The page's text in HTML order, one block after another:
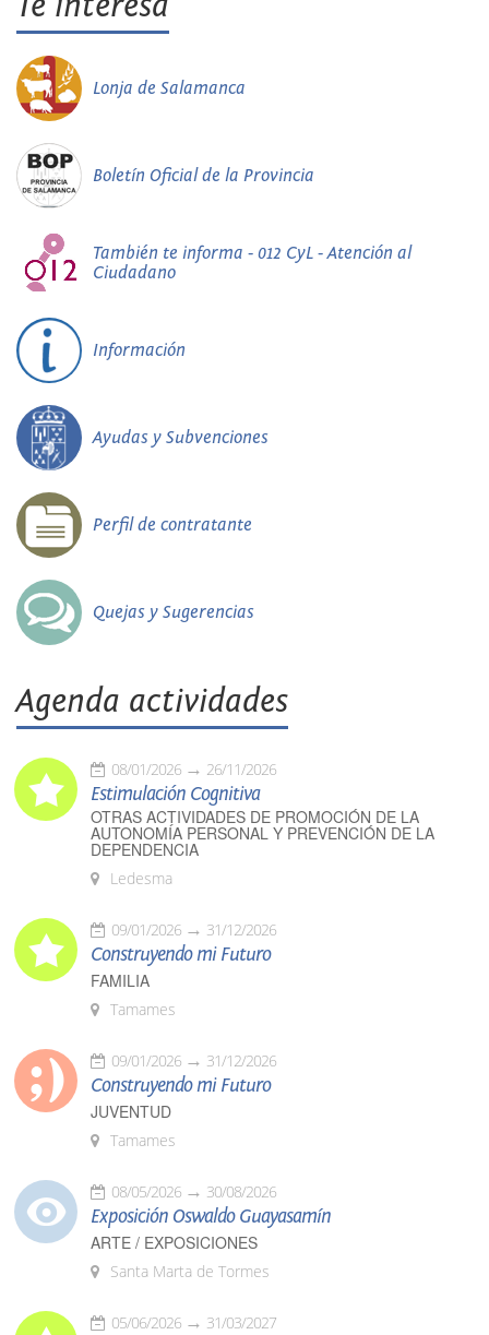
Lonja de Salamanca
Boletín Oficial de la Provincia
También te informa - 012 CyL - Atención al
Ciudadano
Información
Ayudas y Subvenciones
Perfil de contratante
Quejas y Sugerencias
Agenda actividades
08/01/2026 26/11/2026
Estimulación Cognitiva
OTRAS ACTIVIDADES DE PROMOCIÓN DE LA
AUTONOMÍA PERSONAL Y PREVENCIÓN DE LA
DEPENDENCIA
Ledesma
09/01/2026 31/12/2026
Construyendo mi Futuro
FAMILIA
Tamames
09/01/2026 31/12/2026
Construyendo mi Futuro
JUVENTUD
Tamames
08/05/2026 30/08/2026
Exposición Oswaldo Guayasamín
ARTE / EXPOSICIONES
Santa Marta de Tormes
05/06/2026 31/03/2027